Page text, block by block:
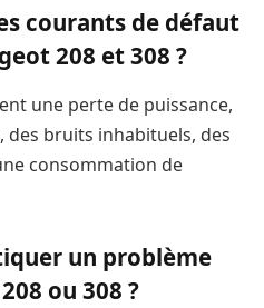
courants de défaut
208 et 308 ?
une perte de puissance,
bruits inhabituels, des
consommation de
un problème
ou 308 ?